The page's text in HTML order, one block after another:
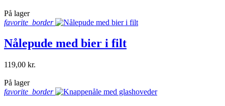
På lager
favorite_border
Nålepude med bier i filt
119,00 kr.
På lager
favorite_border